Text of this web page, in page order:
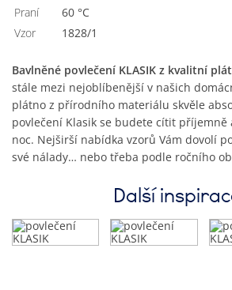
Praní
60 °C
Vzor
1828/1
Bavlněné povlečení KLASIK z kvalitní
stále mezi nejoblíbenější v našich
plátno z přírodního materiálu skvěle
povlečení Klasik se budete cítit příjemně
noc. Nejširší nabídka vzorů Vám dovolí
své nálady… nebo třeba podle ročního
Další